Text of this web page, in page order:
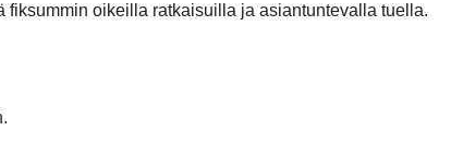
fiksummin oikeilla ratkaisuilla ja asiantuntevalla tuella.